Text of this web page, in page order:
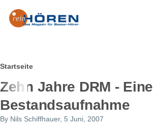
Pfadnavigation
Startseite
Zehn Jahre DRM - Eine
Bestandsaufnahme
By Nils Schiffhauer, 5 Juni, 2007